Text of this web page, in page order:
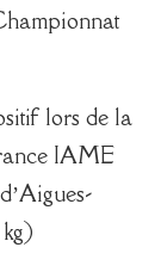
lors de la
IAME